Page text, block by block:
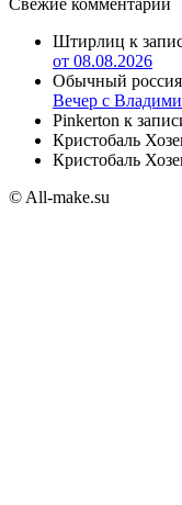
Свежие комментарии
Штирлиц к
от 08.08.2026
Обычный
Вечер с
Pinkerton к
Кристобаль
Кристобаль
© All-make.su